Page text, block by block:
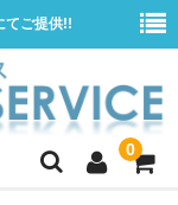
てご提供!!
0